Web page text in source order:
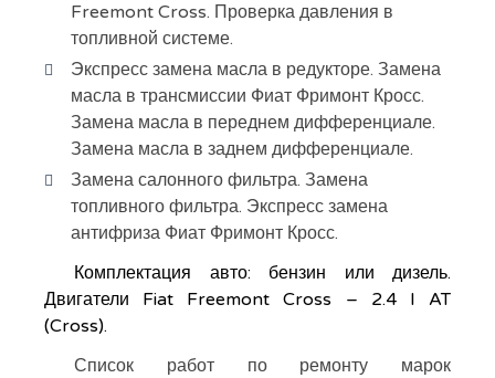
Freemont Cross. Проверка давления в
топливной системе.
Экспресс замена масла в редукторе. Замена
масла в трансмиссии Фиат Фримонт Кросс.
Замена масла в переднем дифференциале.
Замена масла в заднем дифференциале.
Замена салонного фильтра. Замена
топливного фильтра. Экспресс замена
антифриза Фиат Фримонт Кросс.
Комплектация авто: бензин или дизель.
Двигатели Fiat Freemont Cross – 2.4 I AT
(Cross).
Список работ по ремонту марок